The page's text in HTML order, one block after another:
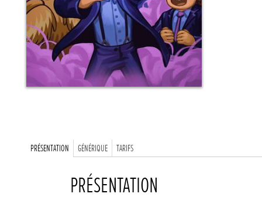
PRÉSENTATION GÉNÉRIQUE TARIFS
PRÉSENTATION